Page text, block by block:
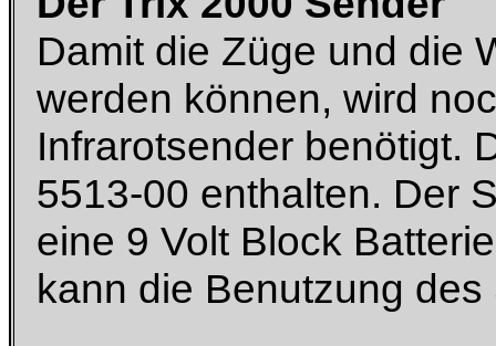
Damit die Züge und die
werden können, wird
Infrarotsender benötigt.
5513-00 enthalten. Der
eine 9 Volt Block
kann die Benutzung